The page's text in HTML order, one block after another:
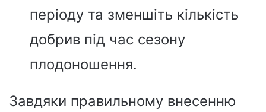
періоду та зменшіть кількість
добрив під час сезону
плодоношення.
Завдяки правильному внесенню